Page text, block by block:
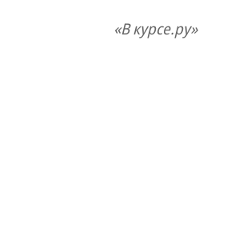
«В курсе.ру»